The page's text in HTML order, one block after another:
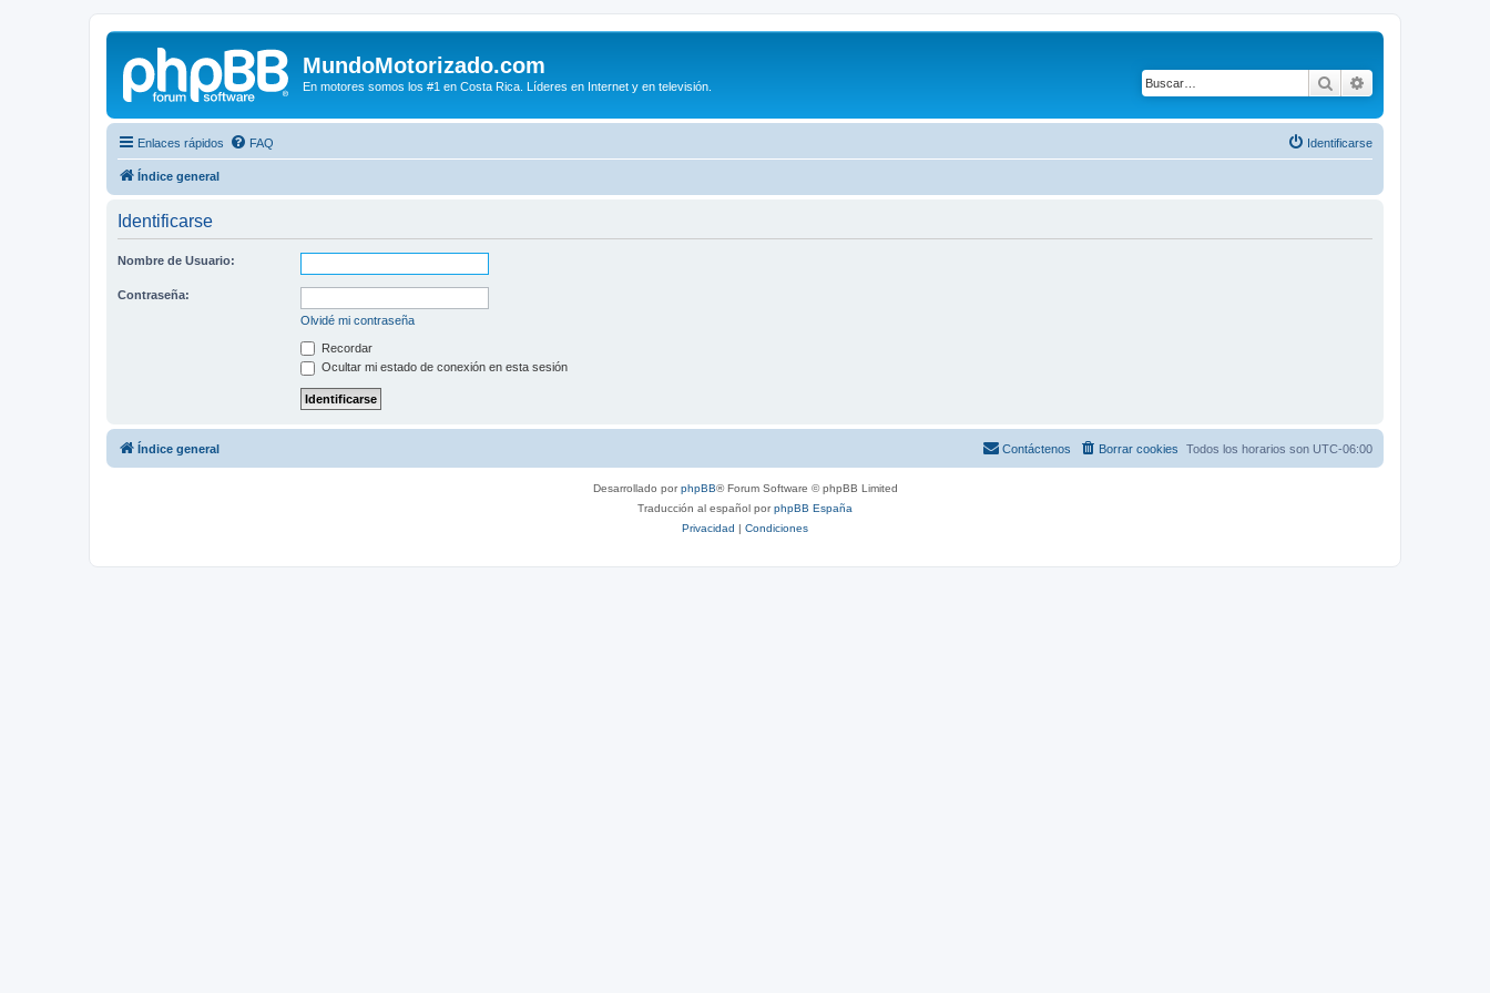
MundoMotorizado.com
En motores somos los #1 en Costa Rica. Líderes en Internet y en televisión. Buscar
Enlaces rápidos FAQ Identificarse
Índice general
Identificarse
Nombre de Usuario:
Contraseña:
Olvidé mi contraseña
Recordar
Ocultar mi estado de conexión en esta sesión
Índice general Todos los horarios son UTC-06:00
Borrar cookies
Contáctenos
Desarrollado porphpBB® Forum Software © phpBB Limited
Traducción al español porphpBB España
Privacidad | Condiciones